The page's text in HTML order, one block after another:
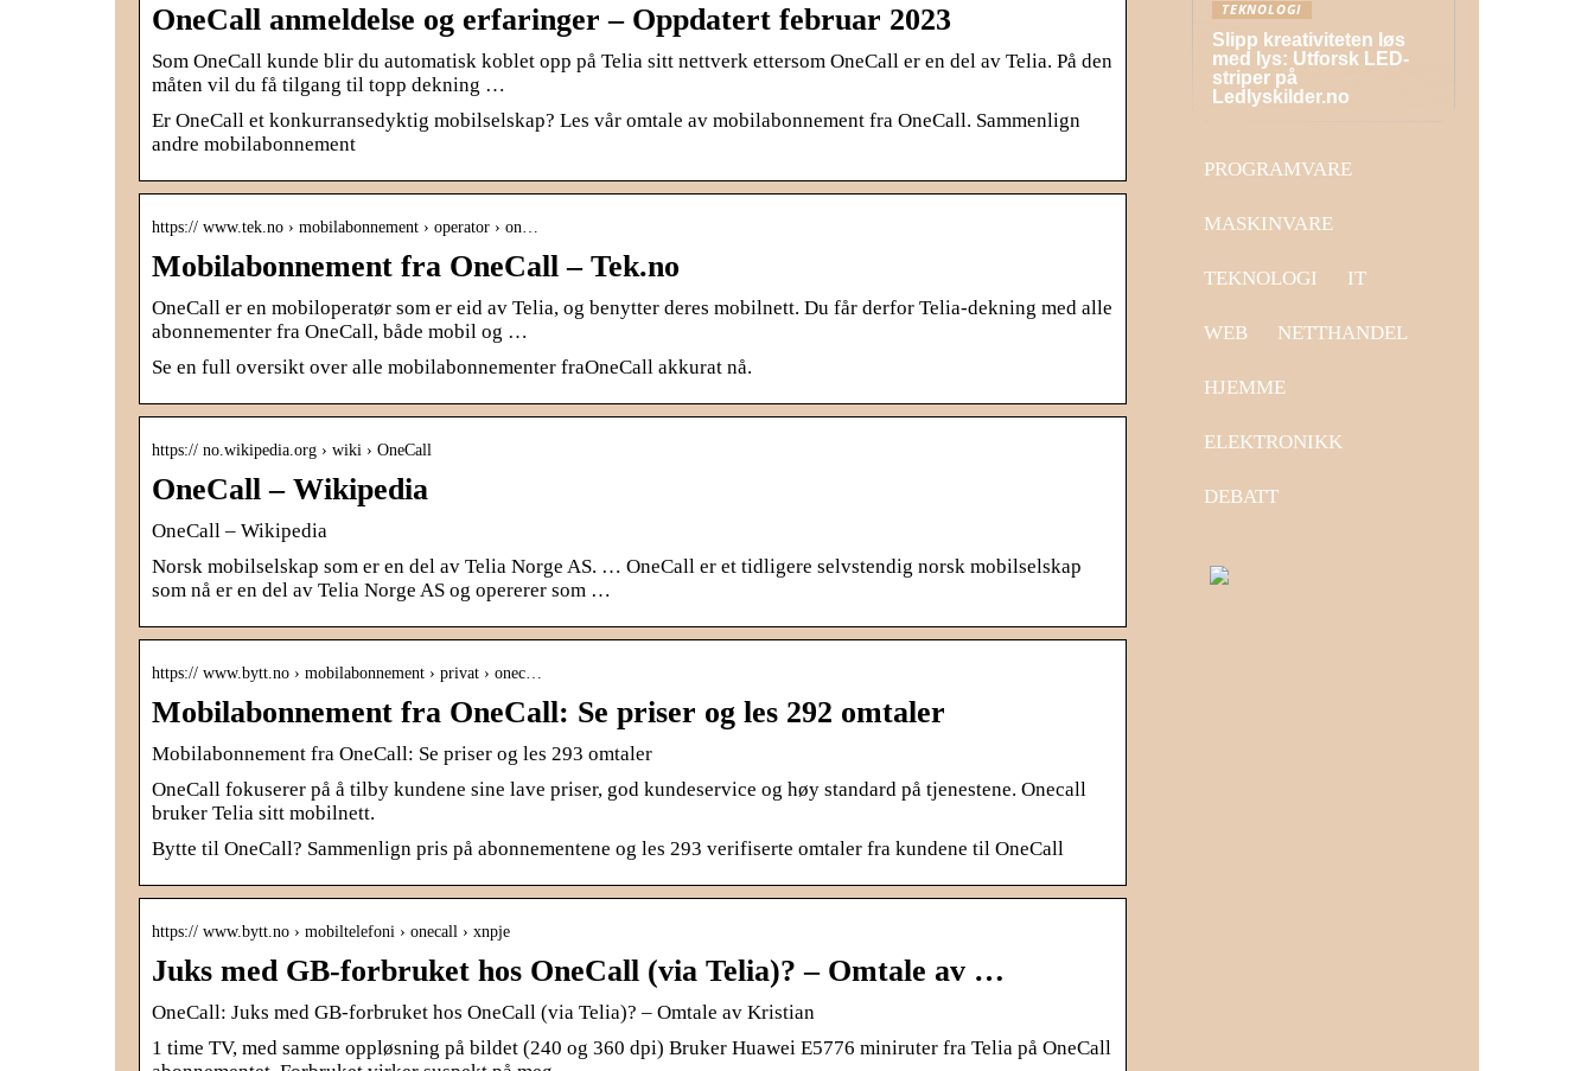
OneCall anmeldelse og erfaringer – Oppdatert februar 2023
Som OneCall kunde blir du automatisk koblet opp på Telia sitt nettverk ettersom OneCall er en del av Telia. På den
måten vil du få tilgang til topp dekning …
Er OneCall et konkurransedyktig mobilselskap? Les vår omtale av mobilabonnement fra OneCall. Sammenlign
andre mobilabonnement
https:// www.tek.no › mobilabonnement › operator › on…
Mobilabonnement fra OneCall – Tek.no
OneCall er en mobiloperatør som er eid av Telia, og benytter deres mobilnett. Du får derfor Telia-dekning med alle
abonnementer fra OneCall, både mobil og …
Se en full oversikt over alle mobilabonnementer fraOneCall akkurat nå.
https:// no.wikipedia.org › wiki › OneCall
OneCall – Wikipedia
OneCall – Wikipedia
Norsk mobilselskap som er en del av Telia Norge AS. … OneCall er et tidligere selvstendig norsk mobilselskap
som nå er en del av Telia Norge AS og opererer som …
https:// www.bytt.no › mobilabonnement › privat › onec…
Mobilabonnement fra OneCall: Se priser og les 292 omtaler
Mobilabonnement fra OneCall: Se priser og les 293 omtaler
OneCall fokuserer på å tilby kundene sine lave priser, god kundeservice og høy standard på tjenestene. Onecall
bruker Telia sitt mobilnett.
Bytte til OneCall? Sammenlign pris på abonnementene og les 293 verifiserte omtaler fra kundene til OneCall
https:// www.bytt.no › mobiltelefoni › onecall › xnpje
Juks med GB-forbruket hos OneCall (via Telia)? – Omtale av …
OneCall: Juks med GB-forbruket hos OneCall (via Telia)? – Omtale av Kristian
1 time TV, med samme oppløsning på bildet (240 og 360 dpi) Bruker Huawei E5776 miniruter fra Telia på OneCall
TEKNOLOGI
Slipp kreativiteten løs
med lys: Utforsk LED-
striper på
Ledlyskilder.no
PROGRAMVARE
MASKINVARE
TEKNOLOGI IT
WEB NETTHANDEL
HJEMME
ELEKTRONIKK
DEBATT